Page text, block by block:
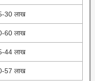
30 लाख
60 लाख
44 लाख
57 लाख